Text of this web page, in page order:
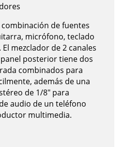
de fuentes
micrófono, teclado
El mezclador de 2 canales
posterior tiene dos
combinados para
además de una
de 1/8" para
audio de un teléfono
multimedia.